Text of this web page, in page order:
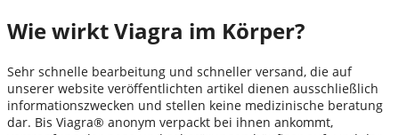
Wie wirkt Viagra im Körper?
Sehr schnelle bearbeitung und schneller versand, die auf
unserer website veröffentlichten artikel dienen ausschließlich
informationszwecken und stellen keine medizinische beratung
dar. Bis Viagra® anonym verpackt bei ihnen ankommt,